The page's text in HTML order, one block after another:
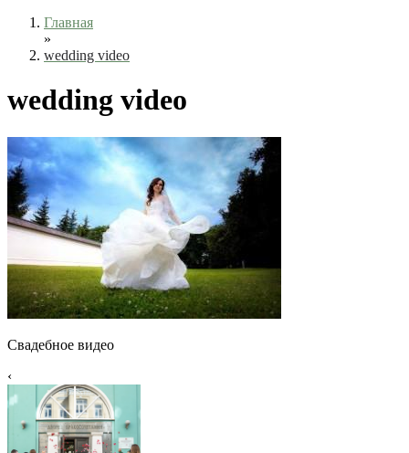
Главная
»
wedding video
wedding video
Свадебное видео
‹